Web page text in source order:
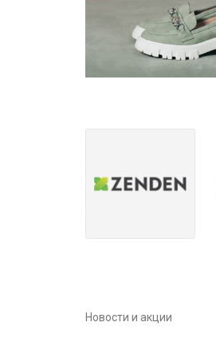
Новости и акции